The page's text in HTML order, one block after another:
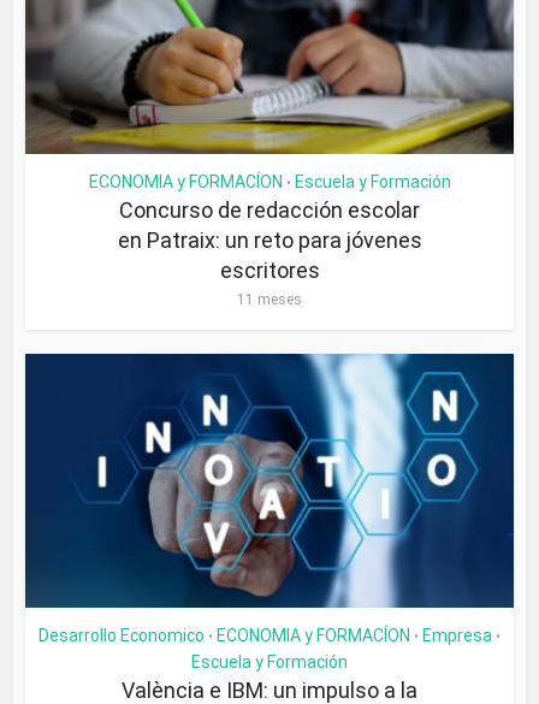
ECONOMIA y FORMACÍON • Escuela y Formación
Concurso de redacción escolar
en Patraix: un reto para jóvenes
escritores
11 meses
Desarrollo Economico • ECONOMIA y FORMACÍON • Empresa •
Escuela y Formación
València e IBM: un impulso a la